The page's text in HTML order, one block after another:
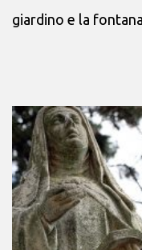
giardino e la